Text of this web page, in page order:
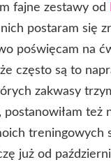
fajne zestawy od
postaram się
poświęcam na
często są to
zakwasy
postanowiłam też
treningowych
już od